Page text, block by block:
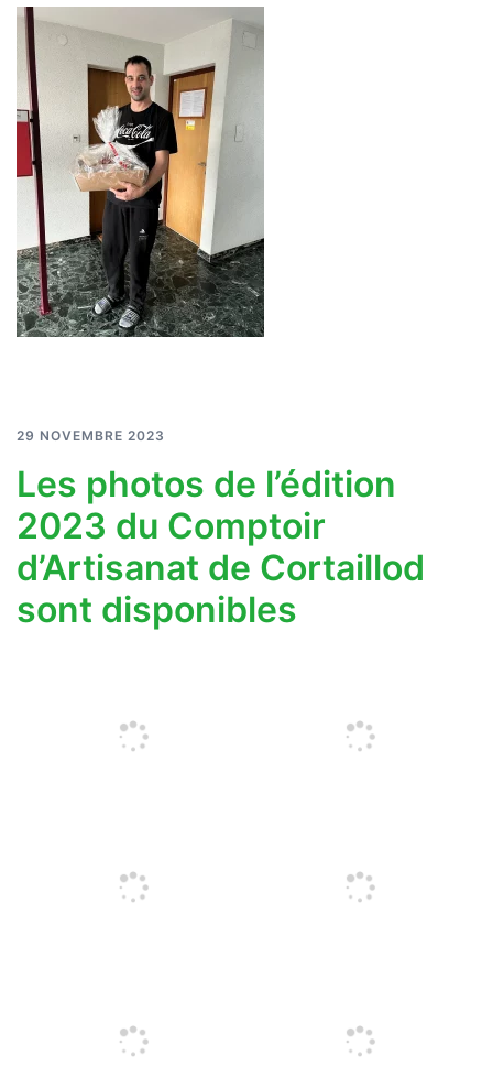
29 NOVEMBRE 2023
Les photos de l’édition
2023 du Comptoir
d’Artisanat de Cortaillod
sont disponibles